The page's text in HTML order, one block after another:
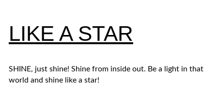
LIKE A STAR
SHINE, just shine! Shine from inside out. Be a light in that
world and shine like a star!